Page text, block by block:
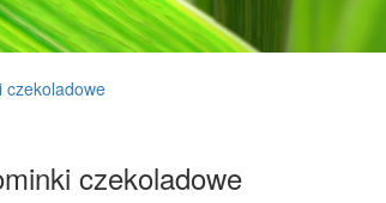
czekoladowe
czekoladowe